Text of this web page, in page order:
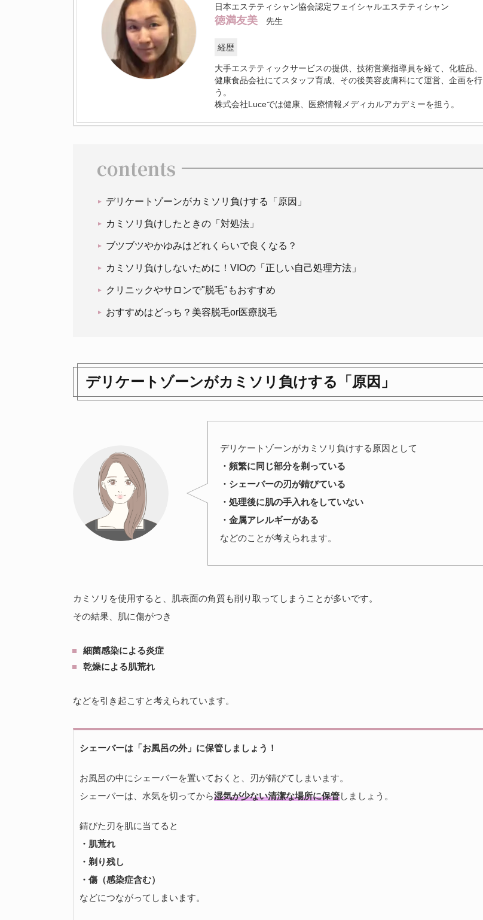
日本エステティシャン協会認定フェイシャルエステティシャン
徳満友美 先生
経歴
大手エステティックサービスの提供、技術営業指導員を経て、化粧品、
健康食品会社にてスタッフ育成、その後美容皮膚科にて運営、企画を行
う。
株式会社Luceでは健康、医療情報メディカルアカデミーを担う。
contents
デリケートゾーンがカミソリ負けする「原因」
カミソリ負けしたときの「対処法」
ブツブツやかゆみはどれくらいで良くなる？
カミソリ負けしないために！VIOの「正しい自己処理方法」
クリニックやサロンで"脱毛"もおすすめ
おすすめはどっち？美容脱毛or医療脱毛
デリケートゾーンがカミソリ負けする「原因」
デリケートゾーンがカミソリ負けする原因として
・頻繁に同じ部分を剃っている
・シェーバーの刃が錆びている
・処理後に肌の手入れをしていない
・金属アレルギーがある
などのことが考えられます。
カミソリを使用すると、肌表面の角質も削り取ってしまうことが多いです。
その結果、肌に傷がつき
細菌感染による炎症
乾燥による肌荒れ
などを引き起こすと考えられています。
シェーバーは「お風呂の外」に保管しましょう！
お風呂の中にシェーバーを置いておくと、刃が錆びてしまいます。
シェーバーは、水気を切ってから湿気が少ない清潔な場所に保管しましょう。
錆びた刃を肌に当てると
・肌荒れ
・剃り残し
・傷（感染症含む）
などにつながってしまいます。